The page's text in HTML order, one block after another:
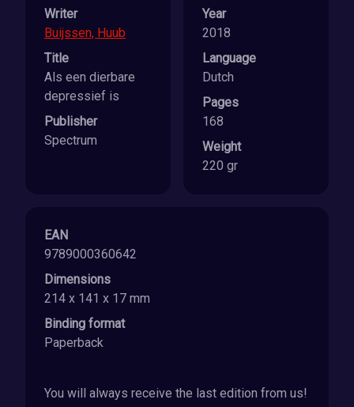
Writer
Buijssen, Huub
Title
Als een dierbare
depressief is
Publisher
Spectrum
Year
2018
Language
Dutch
Pages
168
Weight
220 gr
EAN
9789000360642
Dimensions
214 x 141 x 17 mm
Binding format
Paperback
You will always receive the last edition from us!